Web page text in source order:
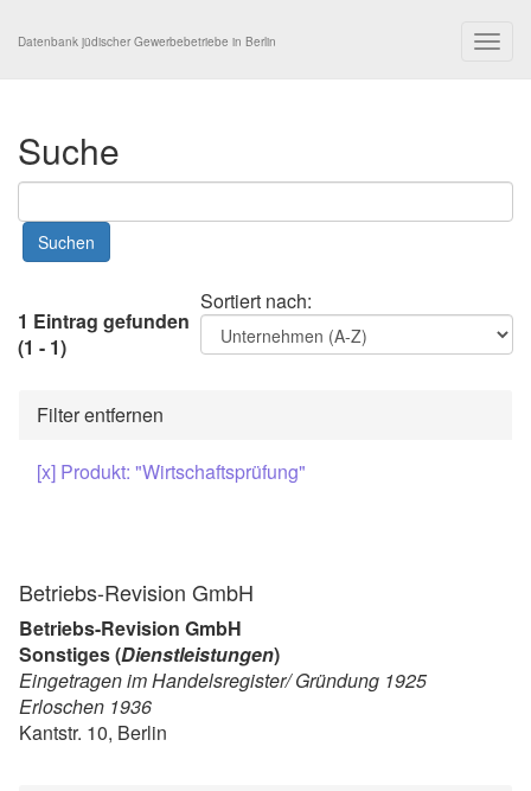
Datenbank jüdischer Gewerbebetriebe in Berlin
Suche
Sortiert nach:
1 Eintrag gefunden
(1 - 1)
Filter entfernen
[x] Produkt: "Wirtschaftsprüfung"
Betriebs-Revision GmbH
Betriebs-Revision GmbH
Sonstiges (Dienstleistungen)
Eingetragen im Handelsregister/ Gründung 1925
Erloschen 1936
Kantstr. 10, Berlin